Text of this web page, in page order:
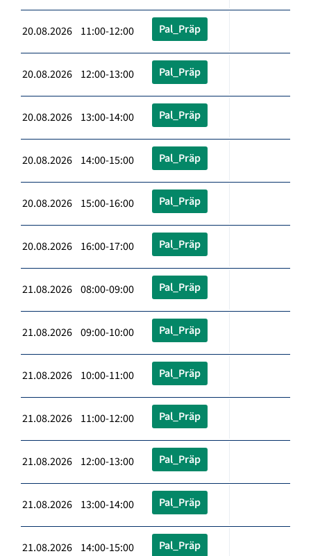
20.08.2026 11:00-12:00 Pal_Präp
20.08.2026 12:00-13:00 Pal_Präp
20.08.2026 13:00-14:00 Pal_Präp
20.08.2026 14:00-15:00 Pal_Präp
20.08.2026 15:00-16:00 Pal_Präp
20.08.2026 16:00-17:00 Pal_Präp
21.08.2026 08:00-09:00 Pal_Präp
21.08.2026 09:00-10:00 Pal_Präp
21.08.2026 10:00-11:00 Pal_Präp
21.08.2026 11:00-12:00 Pal_Präp
21.08.2026 12:00-13:00 Pal_Präp
21.08.2026 13:00-14:00 Pal_Präp
21.08.2026 14:00-15:00 Pal_Präp